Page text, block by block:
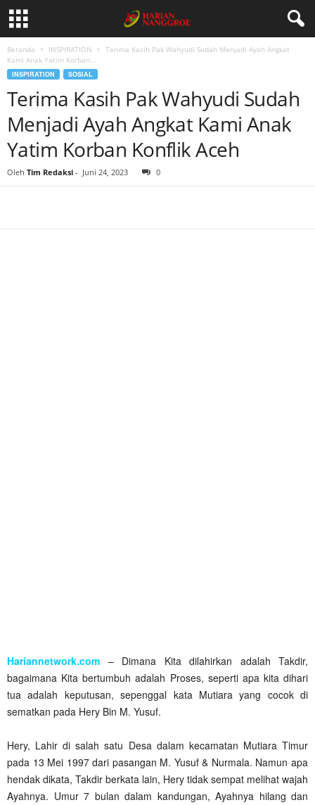
Beranda INSPIRATION
Terima Kasih Pak Wahyudi Sudah Menjadi Ayah Angkat
Kami Anak Yatim Korban...
INSPIRATION SOSIAL
Terima Kasih Pak Wahyudi Sudah
Menjadi Ayah Angkat Kami Anak
Yatim Korban Konflik Aceh
Oleh Tim Redaksi - Juni 24, 2023 0
Hariannetwork.com – Dimana Kita dilahirkan adalah Takdir,
bagaimana Kita bertumbuh adalah Proses, seperti apa kita dihari
tua adalah keputusan, sepenggal kata Mutiara yang cocok di
sematkan pada Hery Bin M. Yusuf.
Hery, Lahir di salah satu Desa dalam kecamatan Mutiara Timur
pada 13 Mei 1997 dari pasangan M. Yusuf & Nurmala. Namun apa
hendak dikata, Takdir berkata lain, Hery tidak sempat melihat wajah
Ayahnya. Umur 7 bulan dalam kandungan, Ayahnya hilang dan